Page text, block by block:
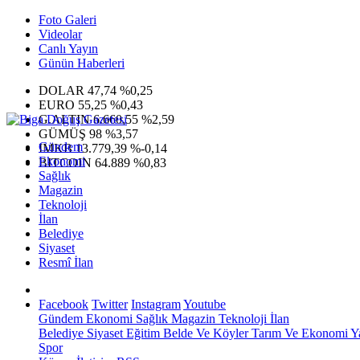
Foto Galeri
Videolar
Canlı Yayın
Günün Haberleri
DOLAR 47,74 %0,25
EURO 55,25 %0,43
G.ALTIN6.660,55 %2,59
GÜMÜŞ 98 %3,57
IMKB13.779,39 %-0,14
BITCOIN 64.889 %0,83
Gündem
Ekonomi
Sağlık
Magazin
Teknoloji
İlan
Belediye
Siyaset
Resmî İlan
Facebook Twitter InstagramYoutube
Gündem Ekonomi Sağlık Magazin Teknoloji İlan
Belediye Siyaset Eğitim Belde Ve KöylerTarım Ve Ekonomi
Spor